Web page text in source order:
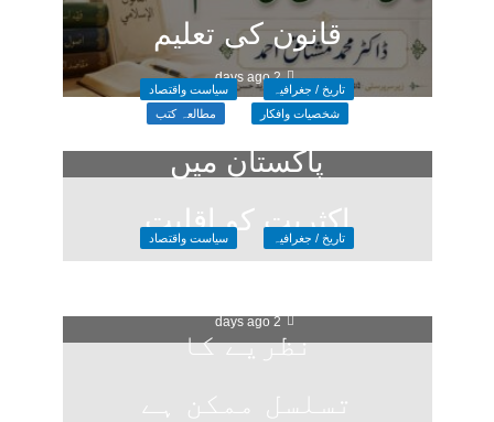
قانون کی تعلیم
2 days ago
تاریخ / جغرافیہ
سیاست واقتصاد
شخصیات وافکار
مطالعہ کتب
پاکستان میں
اکثریت کو اقلیت
2 days ago
تاریخ / جغرافیہ سیاست واقتصاد
نظریے کا
تسلسل ممکن ہے